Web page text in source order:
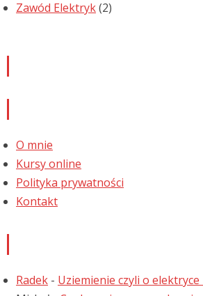
Zawód Elektryk(2)
O mnie
Kursy online
Polityka prywatności
Kontakt
Radek - Uziemienie czyli o elektryce